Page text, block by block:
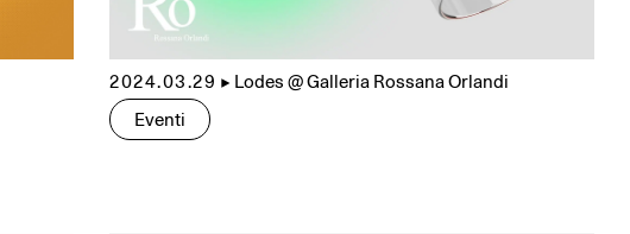
2024.03.29 ▲ Lodes @ Galleria Rossana Orlandi
Eventi